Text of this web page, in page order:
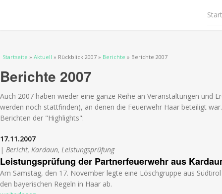
Sie sind hier
Startseite » Aktuell » Rückblick 2007 » Berichte » Berichte 2007
Berichte 2007
Auch 2007 haben wieder eine ganze Reihe an Veranstaltungen und
werden noch stattfinden), an denen die Feuerwehr Haar beteiligt
Berichten der "Highlights":
17.11.2007
| Bericht, Kardaun, Leistungsprüfung
Leistungsprüfung der Partnerfeuerwehr aus
Am Samstag, den 17. November legte eine Löschgruppe aus
den bayerischen Regeln in Haar ab.